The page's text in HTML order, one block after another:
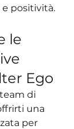
positività.
le
Ego
di
una
per